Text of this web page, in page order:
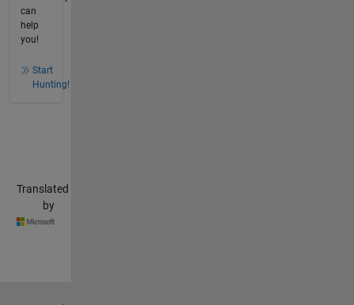
can
help
you!
Start
Hunting!
Translated
by